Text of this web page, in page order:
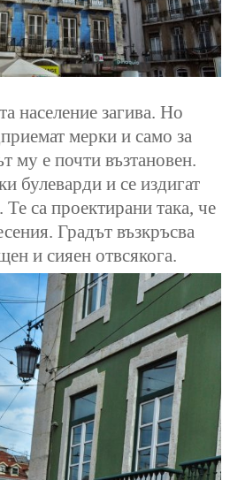
население загива. Но
мерки и само за
му е почти възтановен.
булеварди и се издигат
са проектирани така, че
Градът възкръсва
и сияен отвсякога.